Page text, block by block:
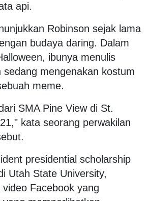
api.
Robinson sejak lama
budaya daring. Dalam
ibunya menulis
sedang mengenakan kostum
meme.
SMA Pine View di St.
kata seorang perwakilan
presidential scholarship
Utah State University,
Facebook yang